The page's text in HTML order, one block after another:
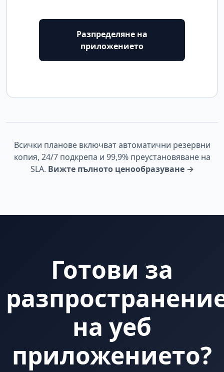
Разпределяне на
приложението
Всички планове включват автоматични резервни
копия, 24/7 подкрепа и 99,9% преустановяване на
SLA. Вижте пълното ценообразуване →
Готови за
на уеб
приложението?